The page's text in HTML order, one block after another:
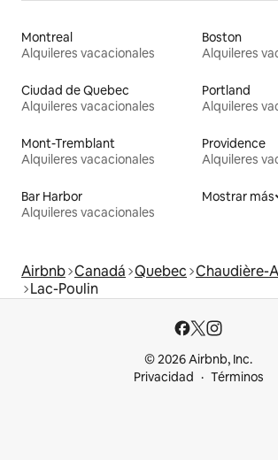
Montreal
Alquileres vacacionales
Boston
Alquileres
Ciudad de Quebec
Alquileres vacacionales
Portland
Alquileres
Mont-Tremblant
Alquileres vacacionales
Providence
Alquileres
Bar Harbor
Alquileres vacacionales
Mostrar más
Airbnb Canadá Quebec Chaudière-
Lac-Poulin
© 2026 Airbnb, Inc.
Privacidad
Términos